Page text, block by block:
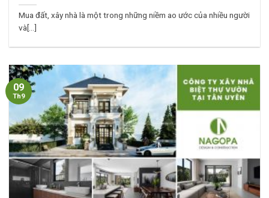
Mua đất, xây nhà là một trong những niềm ao ước của nhiều người
và[...]
09
Th9